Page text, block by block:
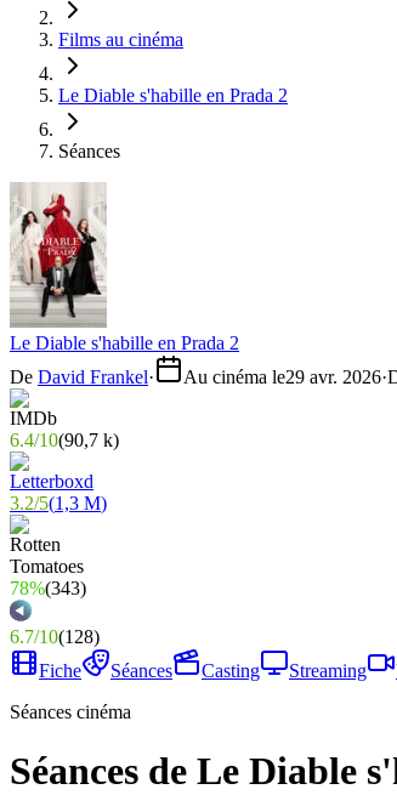
Films au cinéma
Le Diable s'habille en Prada 2
Séances
Le Diable s'habille en Prada 2
De David Frankel· Au cinéma le29 avr. 2026·
6.4/10(90,7 k)
3.2/5(1,3 M)
78%(343)
6.7/10(128)
Fiche
Séances Casting Streaming
Séances cinéma
Séances de Le Diable